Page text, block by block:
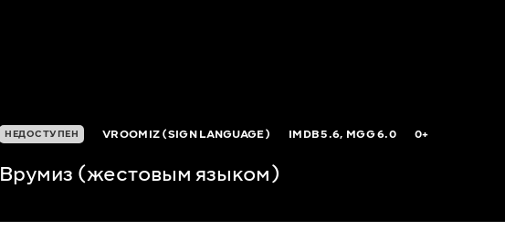
НЕДОСТУПЕН VROOMIZ (SIGN LANGUAGE) IMDB5.6, MGG6.0 0+
Врумиз (жестовым языком)